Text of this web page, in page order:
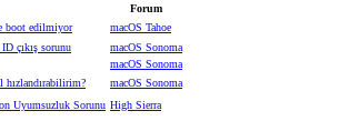
Forum
boot edilmiyor
macOS Tahoe
çıkış sorunu
macOS Sonoma
macOS Sonoma
hızlandırabilirim?
macOS Sonoma
Uyumsuzluk Sorunu High Sierra